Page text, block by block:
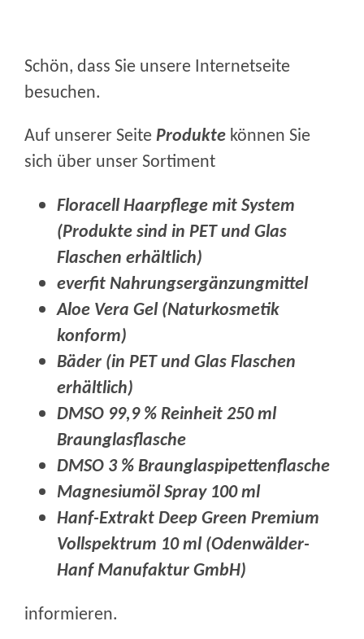
Schön, dass Sie unsere Internetseite
besuchen.
Auf unserer Seite Produkte können Sie
sich über unser Sortiment
Floracell Haarpflege mit System
(Produkte sind in PET und Glas
Flaschen erhältlich)
everfit Nahrungsergänzungmittel
Aloe Vera Gel (Naturkosmetik
konform)
Bäder (in PET und Glas Flaschen
erhältlich)
DMSO 99,9 % Reinheit 250 ml
Braunglasflasche
DMSO 3 % Braunglaspipettenflasche
Magnesiumöl Spray 100 ml
Hanf-Extrakt Deep Green Premium
Vollspektrum 10 ml (Odenwälder-
Hanf Manufaktur GmbH)
informieren.